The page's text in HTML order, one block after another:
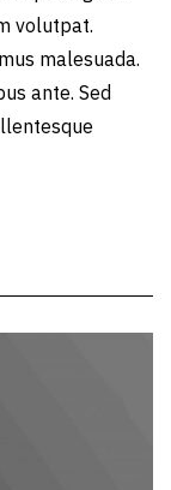
volutpat.
malesuada.
ante. Sed